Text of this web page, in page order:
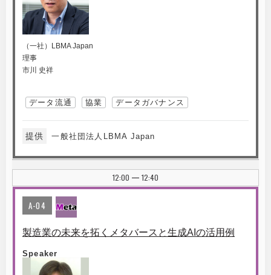
（一社）LBMA Japan
理事
市川 史祥
データ流通 協業 データガバナンス
提供 一般社団法人LBMA Japan
12:00 | 12:40
A-04
製造業の未来を拓くメタバースと生成AIの活用例
Speaker